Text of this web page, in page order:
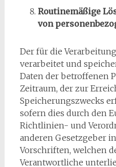
Routinemäßige
von
Der für die
verarbeitet und
Daten der betroffenen
Zeitraum, der zur
Speicherungszwecks
sofern dies durch den
Richtlinien- und
anderen Gesetzgeber
Vorschriften, welchen
Verantwortliche